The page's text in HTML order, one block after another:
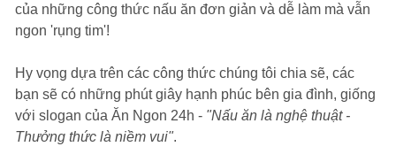
của những công thức nấu ăn đơn giản và dễ làm mà vẫn
ngon 'rụng tim'!
Hy vọng dựa trên các công thức chúng tôi chia sẽ, các
bạn sẽ có những phút giây hạnh phúc bên gia đình, giống
với slogan của Ăn Ngon 24h - "Nấu ăn là nghệ thuật -
Thưởng thức là niềm vui".